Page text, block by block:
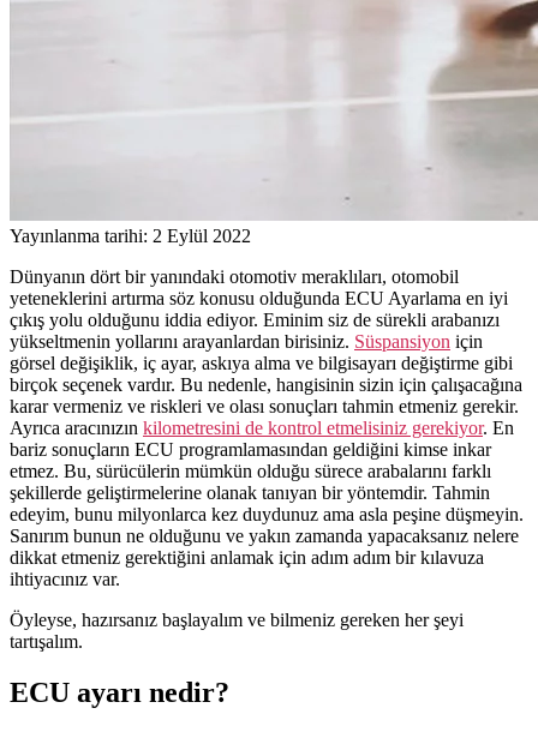
Yayınlanma tarihi: 2 Eylül 2022
Dünyanın dört bir yanındaki otomotiv meraklıları, otomobil
yeteneklerini artırma söz konusu olduğunda ECU Ayarlama en iyi
çıkış yolu olduğunu iddia ediyor. Eminim siz de sürekli arabanızı
yükseltmenin yollarını arayanlardan birisiniz. Süspansiyon için
görsel değişiklik, iç ayar, askıya alma ve bilgisayarı değiştirme gibi
birçok seçenek vardır. Bu nedenle, hangisinin sizin için çalışacağına
karar vermeniz ve riskleri ve olası sonuçları tahmin etmeniz gerekir.
Ayrıca aracınızın kilometresini de kontrol etmelisiniz gerekiyor. En
bariz sonuçların ECU programlamasından geldiğini kimse inkar
etmez. Bu, sürücülerin mümkün olduğu sürece arabalarını farklı
şekillerde geliştirmelerine olanak tanıyan bir yöntemdir. Tahmin
edeyim, bunu milyonlarca kez duydunuz ama asla peşine düşmeyin.
Sanırım bunun ne olduğunu ve yakın zamanda yapacaksanız nelere
dikkat etmeniz gerektiğini anlamak için adım adım bir kılavuza
ihtiyacınız var.
Öyleyse, hazırsanız başlayalım ve bilmeniz gereken her şeyi
tartışalım.
ECU ayarı nedir?